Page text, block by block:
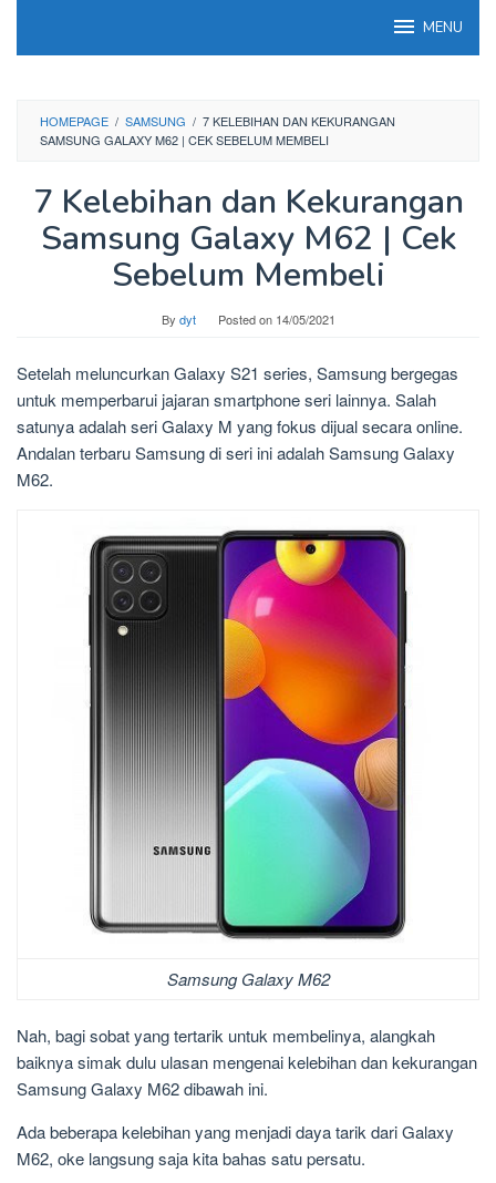
MENU
HOMEPAGE / SAMSUNG / 7 KELEBIHAN DAN KEKURANGAN
SAMSUNG GALAXY M62 | CEK SEBELUM MEMBELI
7 Kelebihan dan Kekurangan
Samsung Galaxy M62 | Cek
Sebelum Membeli
By dyt Posted on 14/05/2021
Setelah meluncurkan Galaxy S21 series, Samsung bergegas
untuk memperbarui jajaran smartphone seri lainnya. Salah
satunya adalah seri Galaxy M yang fokus dijual secara online.
Andalan terbaru Samsung di seri ini adalah Samsung Galaxy
M62.
Samsung Galaxy M62
Nah, bagi sobat yang tertarik untuk membelinya, alangkah
baiknya simak dulu ulasan mengenai kelebihan dan kekurangan
Samsung Galaxy M62 dibawah ini.
Ada beberapa kelebihan yang menjadi daya tarik dari Galaxy
M62, oke langsung saja kita bahas satu persatu.